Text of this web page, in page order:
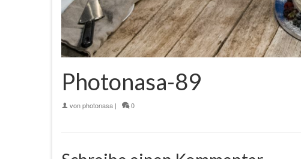
Photonasa-89
vonphotonasa | 0